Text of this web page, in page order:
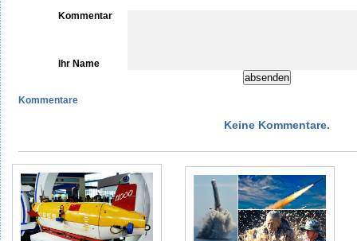
Kommentar
Ihr Name
Kommentare
Keine Kommentare.